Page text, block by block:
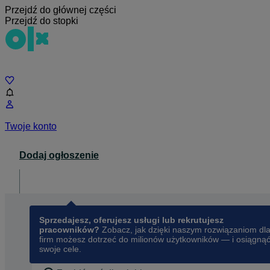
Przejdź do głównej części
Przejdź do stopki
Twoje konto
Dodaj ogłoszenie
Sprzedajesz, oferujesz usługi lub rekrutujesz
pracowników? Zobacz, jak dzięki naszym rozwiązaniom dla
firm możesz dotrzeć do milionów użytkowników — i osiągnąć
swoje cele.